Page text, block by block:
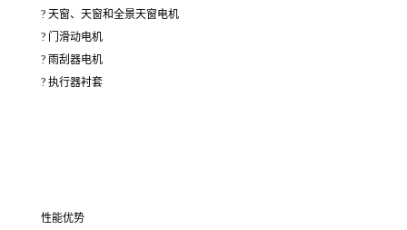
? 天窗、天窗和全景天窗电机
? 门滑动电机
? 雨刮器电机
? 执行器衬套
性能优势